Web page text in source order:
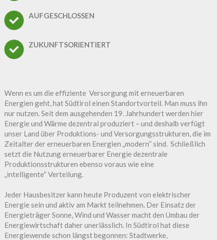
AUFGESCHLOSSEN
ZUKUNFTSORIENTIERT
Wenn es um die effiziente Versorgung mit erneuerbaren
Energien geht, hat Südtirol einen Standortvorteil. Man muss ihn
nur nutzen. Seit dem ausgehenden 19. Jahrhundert werden hier
Energie und Wärme dezentral produziert – und deshalb verfügt
unser Land über Produktions- und Versorgungsstrukturen, die im
Zeitalter der erneuerbaren Energien „modern“ sind. Schließlich
setzt die Nutzung erneuerbarer Energie dezentrale
Produktionsstrukturen ebenso voraus wie eine
„intelligente“ Verteilung.
Jeder Hausbesitzer kann heute Produzent von elektrischer
Energie sein und aktiv am Markt teilnehmen. Der Einsatz der
Energieträger Sonne, Wind und Wasser macht den Umbau der
Energiewirtschaft daher unerlässlich. In Südtirol hat diese
Energiewende schon längst begonnen: Stadtwerke,